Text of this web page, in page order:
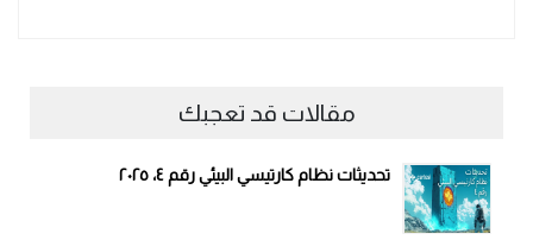
مقالات قد تعجبك
تحديثات نظام كارتيسي البيئي رقم ٤، ٢٠٢٥